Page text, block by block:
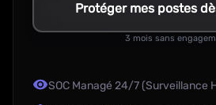
Protéger mes postes
3 mois sans
SOC Managé 24/7 (Surveillance